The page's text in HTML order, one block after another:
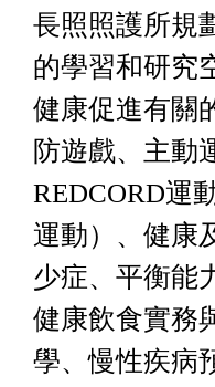
長照照護所規
的學習和研究
健康促進有關
防遊戲、主動
REDCORD運
運動）、健康
少症、平衡能
健康飲食實務
學、慢性疾病